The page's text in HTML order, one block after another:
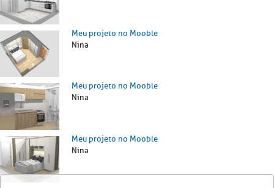
Meu projeto no Mooble
Nina
Meu projeto no Mooble
Nina
Meu projeto no Mooble
Nina